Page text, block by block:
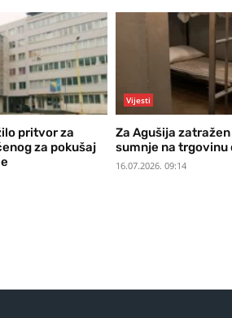
pritvor za
za pokušaj
Vijesti
Za Agušija
sumnje na trgovinu
16.07.2026. 09:14